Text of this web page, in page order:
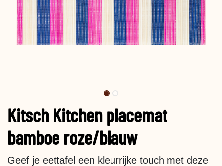
Kitsch Kitchen placemat
bamboe roze/blauw
Geef je eettafel een kleurrijke touch met deze